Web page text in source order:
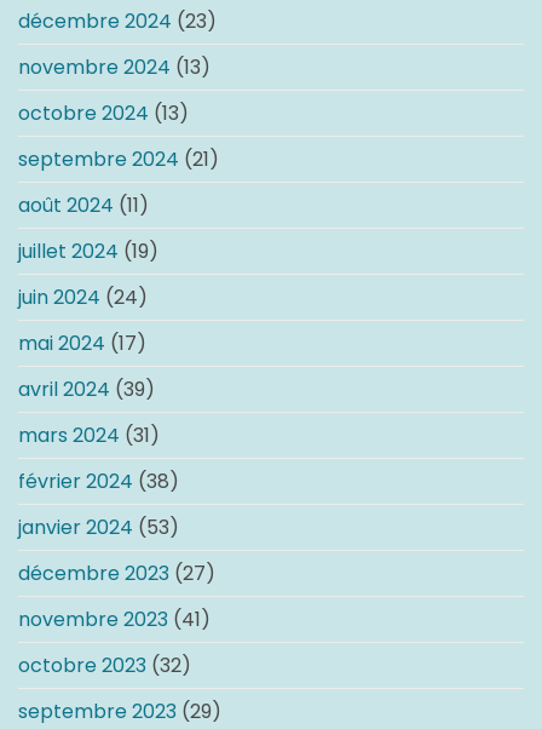
décembre 2024 (23)
novembre 2024 (13)
octobre 2024 (13)
septembre 2024 (21)
août 2024 (11)
juillet 2024 (19)
juin 2024 (24)
mai 2024 (17)
avril 2024 (39)
mars 2024 (31)
février 2024 (38)
janvier 2024 (53)
décembre 2023 (27)
novembre 2023 (41)
octobre 2023 (32)
septembre 2023 (29)